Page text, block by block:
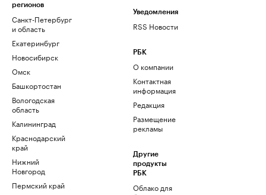
регионов
Санкт-Петербург
и область
Екатеринбург
Новосибирск
Омск
Башкортостан
Вологодская
область
Калининград
Краснодарский
край
Нижний
Новгород
Пермский край
Уведомления
RSS Новости
РБК
О компании
Контактная
информация
Редакция
Размещение
рекламы
Другие
продукты
РБК
Облако для